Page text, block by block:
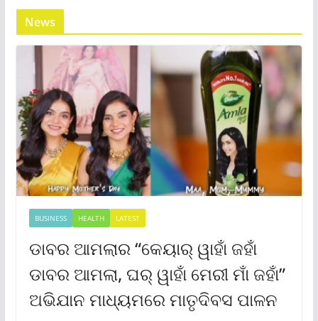
News
BUSINESS HEALTH LATEST
ଡାବର ଆମଲାର “କେୟାର୍ ୱାହାଁ ଜହାଁ
ଡାବର ଆମଲା, ଘର୍ ୱାହାଁ ମେରୀ ମାଁ ଜହାଁ”
ଅଭିଯାନ ମାଧ୍ୟମରେ ମାତୃଦିବସ ପାଳନ